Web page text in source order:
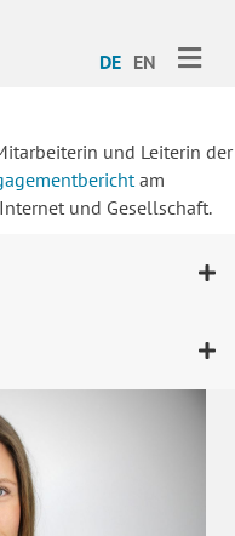
DE EN
und Leiterin der
am
und Gesellschaft.